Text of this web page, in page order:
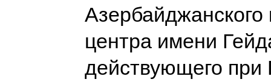
Азербайджанского
центра имени
действующего при